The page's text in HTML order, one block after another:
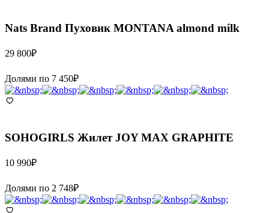
Nats Brand Пуховик MONTANA almond milk
29 800₽
Долями по 7 450₽
SOHOGIRLS Жилет JOY MAX GRAPHITE
10 990₽
Долями по 2 748₽